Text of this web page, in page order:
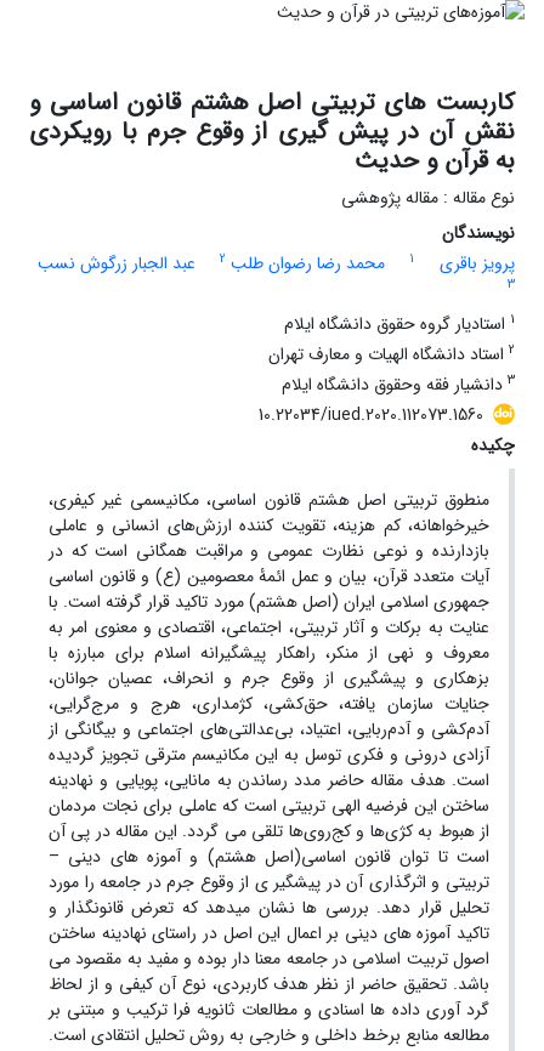
کاربست های تربیتی اصل هشتم قانون اساسی و
نقش آن در پیش گیری از وقوع جرم با رویکردی
به قرآن و حدیث
نوع مقاله : مقاله پژوهشی
نویسندگان
پرویز باقری
1 محمد رضا رضوان طلب 2 عبد الجبار زرگوش نسب
3
1 استادیار گروه حقوق دانشگاه ایلام
2 استاد دانشگاه الهیات و معارف تهران
3 دانشیار فقه وحقوق دانشگاه ایلام
10.22034/iued.2020.112073.1560
چکیده
منطوق تربیتی اصل هشتم قانون اساسی، مکانیسمی غیر کیفری،
خیرخواهانه، کم هزینه، تقویت کننده ارزش‌های انسانی و عاملی
بازدارنده و نوعی نظارت عمومی و مراقبت همگانی است که در
آیات متعدد قرآن، بیان و عمل ائمۀ معصومین (ع) و قانون اساسی
جمهوری اسلامی ایران (اصل هشتم) مورد تاکید قرار گرفته است. با
عنایت به برکات و آثار تربیتی، اجتماعی، اقتصادی و معنوی امر به
معروف و نهی از منکر، راهکار پیشگیرانه اسلام برای مبارزه با
بزهکاری و پیشگیری از وقوع جرم و انحراف، عصیان جوانان،
جنایات سازمان یافته، حق‌کشی، کژمداری، هرج‌ و مرج‌گرایی،
آدم‌کشی و آدم‌ربایی، اعتیاد، بی‌عدالتی‌های اجتماعی و بیگانگی از
آزادی درونی و فکری توسل به این مکانیسم مترقی تجویز گردیده
است. هدف مقاله حاضر مدد رساندن به مانایی، پویایی و نهادینه
ساختن این فرضیه‌ الهی تربیتی است که عاملی برای نجات مردمان
از هبوط به کژی‌ها و کج‌روی‌ها تلقی می گردد. این مقاله در پی آن
است تا توان قانون اساسی(اصل هشتم) و آموزه های دینی –
تربیتی و اثرگذاری آن در پیشگیر ی از وقوع جرم در جامعه را مورد
تحلیل قرار دهد. بررسی ها نشان میدهد که تعرض قانونگذار و
تاکید آموزه های دینی بر اعمال این اصل در راستای نهادینه ساختن
اصول تربیت اسلامی در جامعه معنا دار بوده و مفید به مقصود می
باشد. تحقیق حاضر از نظر هدف کاربردی، نوع آن کیفی و از لحاظ
گرد آوری داده ها اسنادی و مطالعات ثانویه فرا ترکیب و مبتنی بر
مطالعه منابع برخط داخلی و خارجی به روش تحلیل انتقادی است.